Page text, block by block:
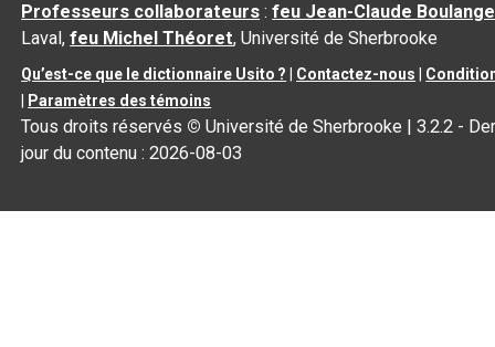
Professeurs collaborateurs :feu Jean-Claude
Laval,feu Michel Théoret, Université de Sherbrooke
Qu’est-ce que le dictionnaire Usito ? Contactez-nous
Paramètres des témoins
Tous droits réservés © Université de Sherbrooke |3.2.2 -
jour du contenu :2026-08-03